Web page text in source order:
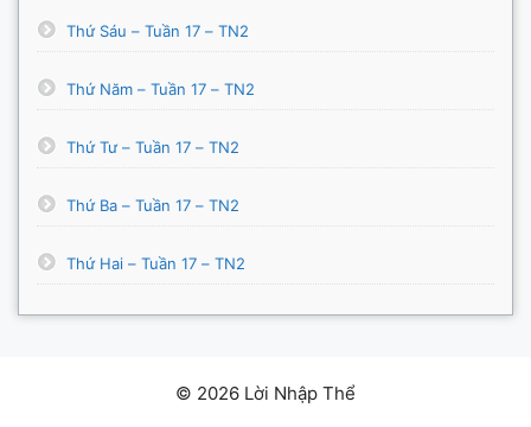
Thứ Sáu – Tuần 17 – TN2
Thứ Năm – Tuần 17 – TN2
Thứ Tư – Tuần 17 – TN2
Thứ Ba – Tuần 17 – TN2
Thứ Hai – Tuần 17 – TN2
© 2026 Lời Nhập Thể